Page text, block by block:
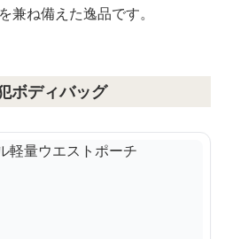
兼ね備えた逸品です。
ボディバッグ